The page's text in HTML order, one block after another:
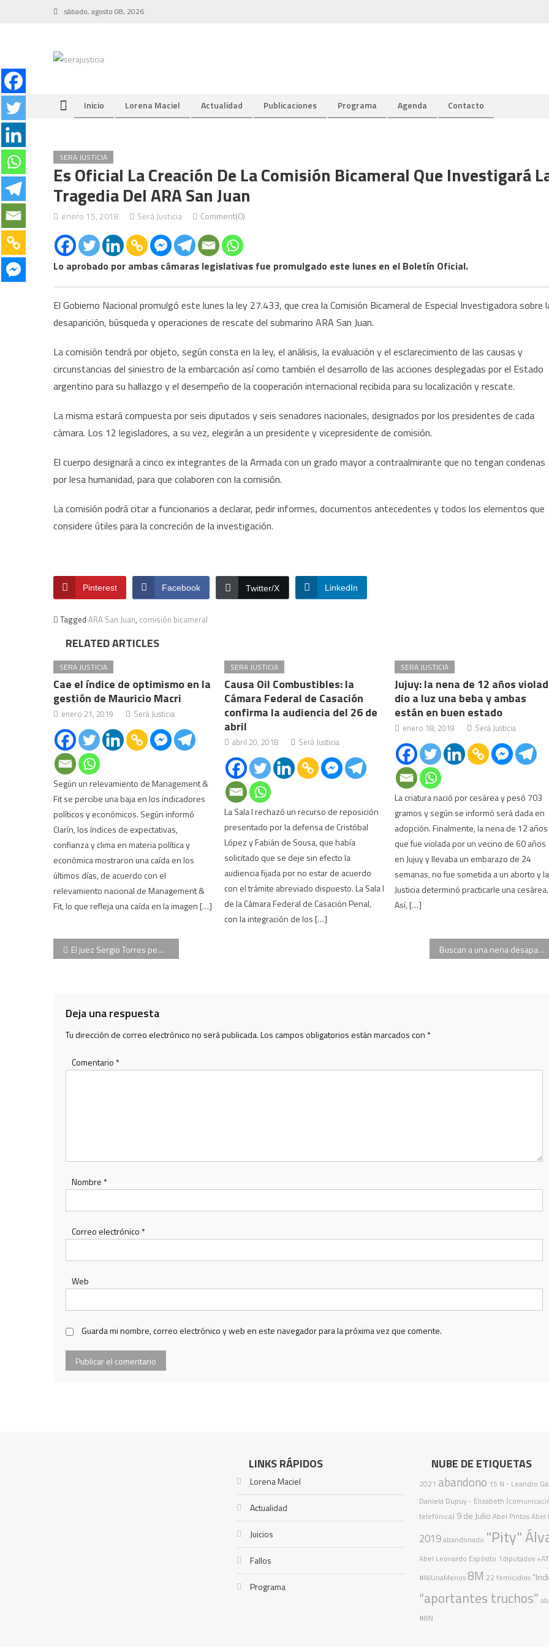
sábado, agosto 08, 2026
Inicio Lorena Maciel Actualidad Publicaciones Programa Agenda Contacto
SERA JUSTICIA
Es Oficial La Creación De La Comisión Bicameral Que Investigará
Tragedia Del ARA San Juan
enero 15, 2018 Será Justicia Comment(0)
Lo aprobado por ambas cámaras legislativas fue promulgado este lunes en el Boletín Oficial.
El Gobierno Nacional promulgó este lunes la ley 27.433, que crea la Comisión Bicameral de Especial Investigadora sobre
desaparición, búsqueda y operaciones de rescate del submarino ARA San Juan.
La comisión tendrá por objeto, según consta en la ley, el análisis, la evaluación y el esclarecimiento de las causas y
circunstancias del siniestro de la embarcación así como también el desarrollo de las acciones desplegadas por el Estado
argentino para su hallazgo y el desempeño de la cooperación internacional recibida para su localización y rescate.
La misma estará compuesta por seis diputados y seis senadores nacionales, designados por los presidentes de cada
cámara. Los 12 legisladores, a su vez, elegirán a un presidente y vicepresidente de comisión.
El cuerpo designará a cinco ex integrantes de la Armada con un grado mayor a contraalmirante que no tengan condenas
por lesa humanidad, para que colaboren con la comisión.
La comisión podrá citar a funcionarios a declarar, pedir informes, documentos antecedentes y todos los elementos que
considere útiles para la concreción de la investigación.
Pinterest Facebook Twitter/X LinkedIn
Tagged ARA San Juan, comisión bicameral
RELATED ARTICLES
SERA JUSTICIA
Cae el índice de optimismo en la
gestión de Mauricio Macri
enero 21, 2019 Será Justicia
Según un relevamiento de Management &
Fit se percibe una baja en los indicadores
políticos y económicos. Según informó
Clarín, los índices de expectativas,
confianza y clima en materia política y
económica mostraron una caída en los
últimos días, de acuerdo con el
relevamiento nacional de Management &
Fit, lo que refleja una caída en la imagen […]
SERA JUSTICIA
Causa Oil Combustibles: la
Cámara Federal de Casación
confirma la audiencia del 26 de
abril
abril 20, 2018 Será Justicia
La Sala I rechazó un recurso de reposición
presentado por la defensa de Cristóbal
López y Fabián de Sousa, que había
solicitado que se deje sin efecto la
audiencia fijada por no estar de acuerdo
con el trámite abreviado dispuesto. La Sala I
de la Cámara Federal de Casación Penal,
con la integración de los […]
SERA JUSTICIA
Jujuy: la nena de 12 años
dio a luz una beba y ambas
están en buen estado
enero 18, 2019 Será Justicia
La criatura nació por cesárea y pesó 703
gramos y según se informó será dada en
adopción. Finalmente, la nena de 12 años
que fue violada por un vecino de 60 años
en Jujuy y llevaba un embarazo de 24
semanas, no fue sometida a un aborto y la
Justicia determinó practicarle una cesárea.
Así, […]
Navegación
El juez Sergio Torres pedirá la captura internacional del militante que disparó un mortero en la puerta del Congreso Buscan a una nena desaparecida en Córdoba el sábado pasado
Deja una respuesta
Tu dirección de correo electrónico no será publicada.Los campos obligatorios están marcados con *
Comentario *
Nombre *
Correo electrónico *
Web
Guarda mi nombre, correo electrónico y web en este navegador para la próxima vez que comente.
LINKS RÁPIDOS
Lorena Maciel
Actualidad
Juicios
Fallos
Programa
NUBE DE ETIQUETAS
2021 abandono 15 N - Leandro
Daniela Dupuy - Elizabeth
telefónica) 9 de Julio Abel PintosAbel
2019abandonado "Pity"
Abel Leonardo Espósito 1diputados
#NiUnaMenos8M 22 femicidios
“aportantes truchos”
#8N